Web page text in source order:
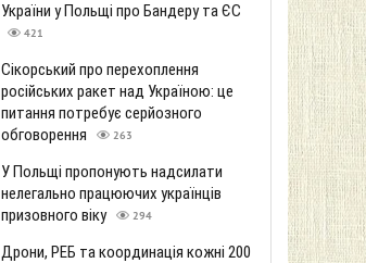
України у Польщі про Бандеру та ЄС
421
Сікорський про перехоплення
російських ракет над Україною: це
питання потребує серйозного
обговорення
263
У Польщі пропонують надсилати
нелегально працюючих українців
призовного віку
294
Дрони, РЕБ та координація кожні 200